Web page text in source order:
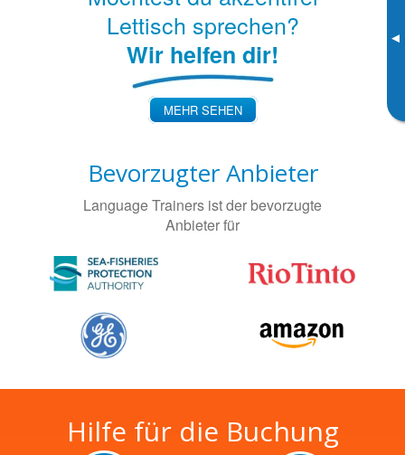
▸
Lettisch sprechen?
Wir helfen dir!
MEHR SEHEN
Bevorzugter Anbieter
Language Trainers ist der bevorzugte
Anbieter für
Hilfe für die Buchung